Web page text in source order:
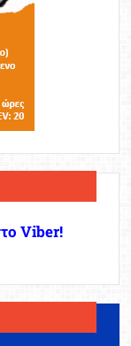
Viber!